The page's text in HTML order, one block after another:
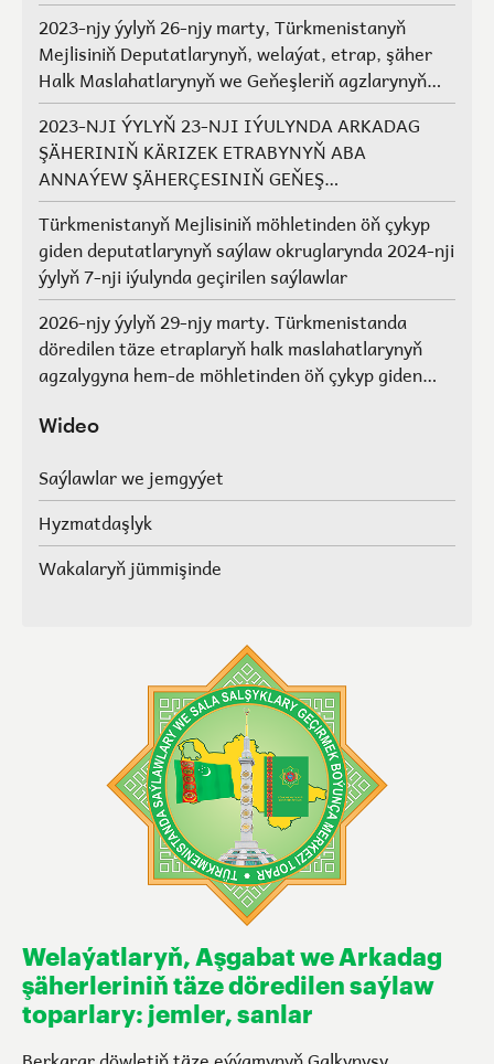
2023-njy ýylyň 26-njy marty, Türkmenistanyň
Mejlisiniň Deputatlarynyň, welaýat, etrap, şäher
Halk Maslahatlarynyň we Geňeşleriň agzlarynyň
saýlawlary
2023-NJI ÝYLYŇ 23-NJI IÝULYNDA ARKADAG
ŞÄHERINIŇ KÄRIZEK ETRABYNYŇ ABA
ANNAÝEW ŞÄHERÇESINIŇ GEŇEŞ
AGZALARYNYŇ SAÝLAWLARY
Türkmenistanyň Mejlisiniň möhletinden öň çykyp
giden deputatlarynyň saýlaw okruglarynda 2024-nji
ýylyň 7-nji iýulynda geçirilen saýlawlar
2026-njy ýylyň 29-njy marty. Türkmenistanda
döredilen täze etraplaryň halk maslahatlarynyň
agzalygyna hem-de möhletinden öň çykyp giden
maslahatlarynyň we Geňeşleriň agzalarynyň ýerine
Wideo
Saýlawlar we jemgyýet
Hyzmatdaşlyk
Wakalaryň jümmişinde
Welaýatlaryň, Aşgabat we Arkadag
şäherleriniň täze döredilen saýlaw
toparlary: jemler, sanlar